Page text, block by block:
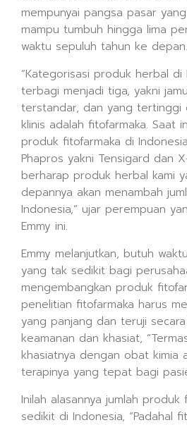
mempunyai pangsa pasar
mampu tumbuh hingga lima
waktu sepuluh tahun ke depan.
“Kategorisasi produk herbal di
terbagi menjadi tiga, yakni
terstandar, dan yang tertinggi
klinis adalah fitofarmaka. Saat
produk fitofarmaka di
Phapros yakni Tensigard dan
berharap produk herbal kami
depannya akan menambah
Indonesia,” ujar perempuan
Emmy ini.
Emmy melanjutkan, butuh
yang tak sedikit bagi
mengembangkan produk
penelitian fitofarmaka harus
yang panjang dan teruji
keamanan dan khasiat,
khasiatnya dengan obat kimia
terapinya yang tepat bagi
Inilah alasannya jumlah
sedikit di Indonesia, “Padahal